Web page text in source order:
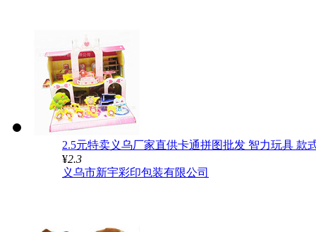
2.5元特卖义乌厂家直供卡通拼图批发 智力玩具 款
¥2.3
义乌市新宇彩印包装有限公司